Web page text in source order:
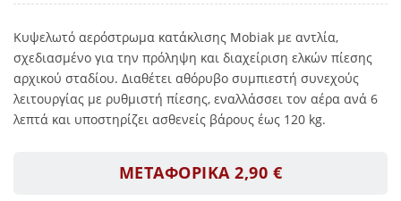
Κυψελωτό αερόστρωμα κατάκλισης Mobiak με αντλία,
σχεδιασμένο για την πρόληψη και διαχείριση ελκών πίεσης
αρχικού σταδίου. Διαθέτει αθόρυβο συμπιεστή συνεχούς
λειτουργίας με ρυθμιστή πίεσης, εναλλάσσει τον αέρα ανά 6
λεπτά και υποστηρίζει ασθενείς βάρους έως 120 kg.
ΜΕΤΑΦΟΡΙΚΑ 2,90 €